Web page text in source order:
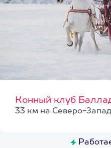
Конный клуб
33 км на Северо-